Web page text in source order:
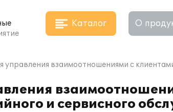
Каталог О
управления взаимоотношениями с
и сервисного